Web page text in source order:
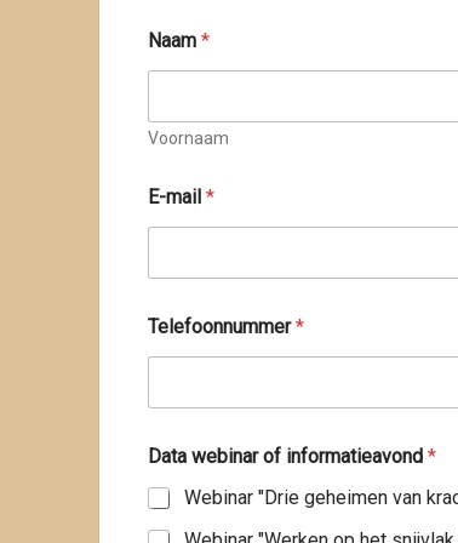
Naam *
Voornaam
E-mail *
n
f
r
a
t
i
e
Telefoonnummer*
Data webinar of informatieavond *